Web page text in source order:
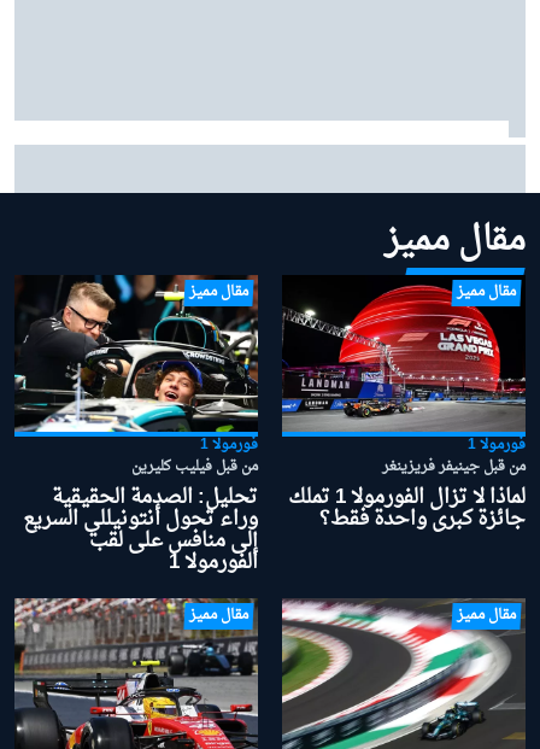
بينوتو يردّ على شائعات ساينز وبياسـتري: "نحن سعداء
مقال مميز
مقال مميز
فورمولا 1
من قبل جينيفر فريزينغر
لماذا لا تزال الفورمولا 1 تملك
جائزة كبرى واحدة فقط؟
مقال مميز
فورمولا 1
من قبل فيليب كليرين
تحليل: الصدمة الحقيقية
وراء تحول أنتونيللي السريع
إلى منافس على لقب
الفورمولا 1
مقال مميز مقال مميز